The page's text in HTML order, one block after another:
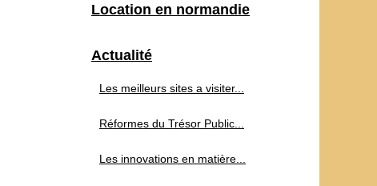
Location en normandie
Actualité
Les meilleurs sites a visiter...
Réformes du Trésor Public...
Les innovations en matière...